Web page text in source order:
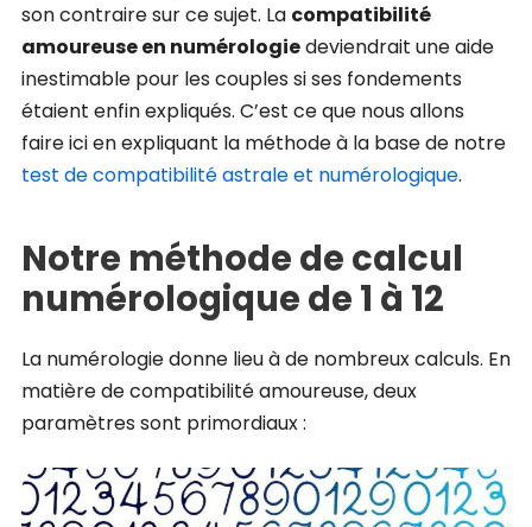
son contraire sur ce sujet. La compatibilité
amoureuse en numérologiedeviendrait une aide
inestimable pour les couples si ses fondements
étaient enfin expliqués. C’est ce que nous allons
faire ici en expliquant la méthode à la base de notre
test de compatibilité astrale et numérologique.
Notre méthode de calcul
numérologique de 1 à 12
La numérologie donne lieu à de nombreux calculs. En
matière de compatibilité amoureuse, deux
paramètres sont primordiaux :